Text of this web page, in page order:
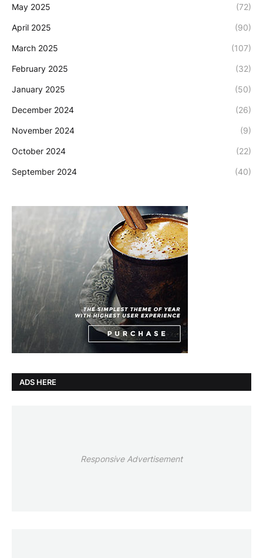
May 2025 (72)
April 2025 (90)
March 2025 (107)
February 2025 (32)
January 2025 (50)
December 2024 (26)
November 2024 (9)
October 2024 (22)
September 2024 (40)
ADS HERE
Responsive Advertisement